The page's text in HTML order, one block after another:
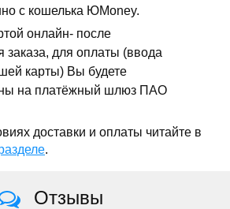
с кошелька ЮMoney.
онлайн- после
заказа, для оплаты (ввода
карты) Вы будете
на платёжный шлюз ПАО
доставки и оплаты читайте в
.
Отзывы